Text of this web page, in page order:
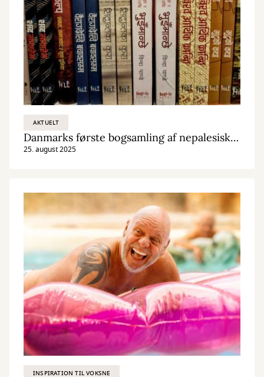
AKTUELT
Danmarks første bogsamling af nepalesiske bøger
25. august 2025
INSPIRATION TIL VOKSNE